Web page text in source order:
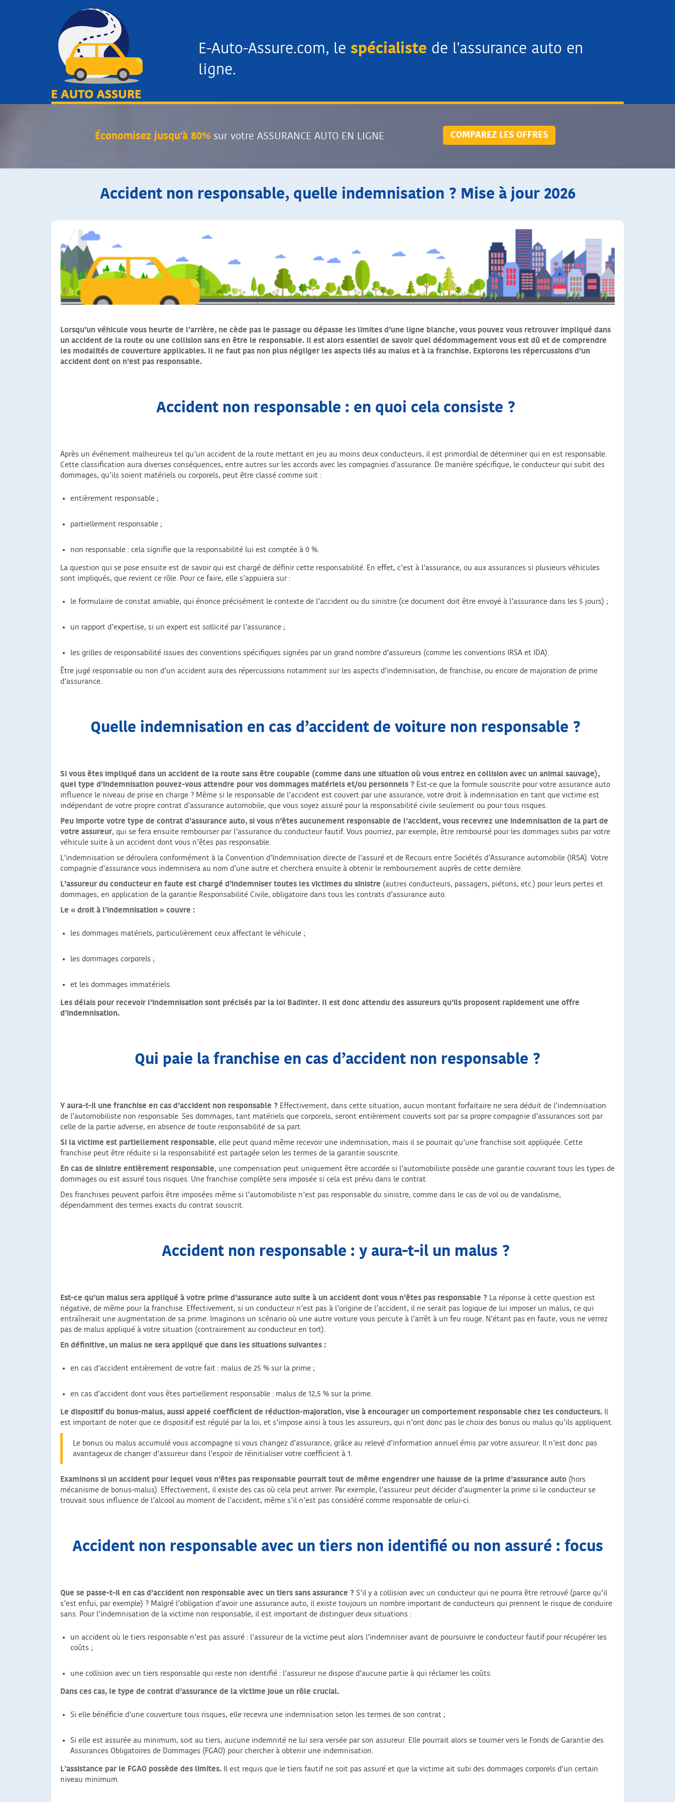
E-Auto-Assure.com, le spécialiste de l'assurance auto en
ligne.
Économisez jusqu'à 80% sur votre ASSURANCE AUTO EN LIGNE COMPAREZ LES OFFRES
Accident non responsable, quelle indemnisation ? Mise à jour 2026
Lorsqu’un véhicule vous heurte de l’arrière, ne cède pas le passage ou dépasse les limites d’une ligne blanche, vous pouvez vous retrouver impliqué dans
un accident de la route ou une collision sans en être le responsable. Il est alors essentiel de savoir quel dédommagement vous est dû et de comprendre
les modalités de couverture applicables. Il ne faut pas non plus négliger les aspects liés au malus et à la franchise. Explorons les répercussions d’un
accident dont on n’est pas responsable.
Accident non responsable : en quoi cela consiste ?
Après un événement malheureux tel qu’un accident de la route mettant en jeu au moins deux conducteurs, il est primordial de déterminer qui en est responsable.
Cette classification aura diverses conséquences, entre autres sur les accords avec les compagnies d’assurance. De manière spécifique, le conducteur qui subit des
dommages, qu’ils soient matériels ou corporels, peut être classé comme suit :
entièrement responsable ;
partiellement responsable ;
non responsable : cela signifie que la responsabilité lui est comptée à 0 %.
La question qui se pose ensuite est de savoir qui est chargé de définir cette responsabilité. En effet, c’est à l’assurance, ou aux assurances si plusieurs véhicules
sont impliqués, que revient ce rôle. Pour ce faire, elle s’appuiera sur :
le formulaire de constat amiable, qui énonce précisément le contexte de l’accident ou du sinistre (ce document doit être envoyé à l’assurance dans les 5 jours) ;
un rapport d’expertise, si un expert est sollicité par l’assurance ;
les grilles de responsabilité issues des conventions spécifiques signées par un grand nombre d’assureurs (comme les conventions IRSA et IDA).
Être jugé responsable ou non d’un accident aura des répercussions notamment sur les aspects d’indemnisation, de franchise, ou encore de majoration de prime
d’assurance.
Quelle indemnisation en cas d’accident de voiture non responsable ?
Si vous êtes impliqué dans un accident de la route sans être coupable (comme dans une situation où vous entrez en collision avec un animal sauvage),
quel type d’indemnisation pouvez-vous attendre pour vos dommages matériels et/ou personnels ? Est-ce que la formule souscrite pour votre assurance auto
influence le niveau de prise en charge ? Même si le responsable de l’accident est couvert par une assurance, votre droit à indemnisation en tant que victime est
indépendant de votre propre contrat d’assurance automobile, que vous soyez assuré pour la responsabilité civile seulement ou pour tous risques.
Peu importe votre type de contrat d’assurance auto, si vous n’êtes aucunement responsable de l’accident, vous recevrez une indemnisation de la part de
votre assureur, qui se fera ensuite rembourser par l’assurance du conducteur fautif. Vous pourriez, par exemple, être remboursé pour les dommages subis par votre
véhicule suite à un accident dont vous n’êtes pas responsable.
L’indemnisation se déroulera conformément à la Convention d’Indemnisation directe de l’assuré et de Recours entre Sociétés d’Assurance automobile (IRSA). Votre
compagnie d’assurance vous indemnisera au nom d’une autre et cherchera ensuite à obtenir le remboursement auprès de cette dernière.
L’assureur du conducteur en faute est chargé d’indemniser toutes les victimes du sinistre (autres conducteurs, passagers, piétons, etc.) pour leurs pertes et
dommages, en application de la garantie Responsabilité Civile, obligatoire dans tous les contrats d’assurance auto.
Le « droit à l’indemnisation » couvre :
les dommages matériels, particulièrement ceux affectant le véhicule ;
les dommages corporels ;
et les dommages immatériels.
Les délais pour recevoir l’indemnisation sont précisés par la loi Badinter. Il est donc attendu des assureurs qu’ils proposent rapidement une offre
d’indemnisation.
Qui paie la franchise en cas d’accident non responsable ?
Y aura-t-il une franchise en cas d’accident non responsable ? Effectivement, dans cette situation, aucun montant forfaitaire ne sera déduit de l’indemnisation
de l’automobiliste non responsable. Ses dommages, tant matériels que corporels, seront entièrement couverts soit par sa propre compagnie d’assurances soit par
celle de la partie adverse, en absence de toute responsabilité de sa part.
Si la victime est partiellement responsable, elle peut quand même recevoir une indemnisation, mais il se pourrait qu’une franchise soit appliquée. Cette
franchise peut être réduite si la responsabilité est partagée selon les termes de la garantie souscrite.
En cas de sinistre entièrement responsable, une compensation peut uniquement être accordée si l’automobiliste possède une garantie couvrant tous les types de
dommages ou est assuré tous risques. Une franchise complète sera imposée si cela est prévu dans le contrat.
Des franchises peuvent parfois être imposées même si l’automobiliste n’est pas responsable du sinistre, comme dans le cas de vol ou de vandalisme,
dépendamment des termes exacts du contrat souscrit.
Accident non responsable : y aura-t-il un malus ?
Est-ce qu’un malus sera appliqué à votre prime d’assurance auto suite à un accident dont vous n’êtes pas responsable ? La réponse à cette question est
négative, de même pour la franchise. Effectivement, si un conducteur n’est pas à l’origine de l’accident, il ne serait pas logique de lui imposer un malus, ce qui
entraînerait une augmentation de sa prime. Imaginons un scénario où une autre voiture vous percute à l’arrêt à un feu rouge. N’étant pas en faute, vous ne verrez
pas de malus appliqué à votre situation (contrairement au conducteur en tort).
En définitive, un malus ne sera appliqué que dans les situations suivantes :
en cas d’accident entièrement de votre fait : malus de 25 % sur la prime ;
en cas d’accident dont vous êtes partiellement responsable : malus de 12,5 % sur la prime.
Le dispositif du bonus-malus, aussi appelé coefficient de réduction-majoration, vise à encourager un comportement responsable chez les conducteurs. Il
est important de noter que ce dispositif est régulé par la loi, et s’impose ainsi à tous les assureurs, qui n’ont donc pas le choix des bonus ou malus qu’ils appliquent.
Le bonus ou malus accumulé vous accompagne si vous changez d’assurance, grâce au relevé d’information annuel émis par votre assureur. Il n’est donc pas
avantageux de changer d’assureur dans l’espoir de réinitialiser votre coefficient à 1.
Examinons si un accident pour lequel vous n’êtes pas responsable pourrait tout de même engendrer une hausse de la prime d’assurance auto (hors
mécanisme de bonus-malus). Effectivement, il existe des cas où cela peut arriver. Par exemple, l’assureur peut décider d’augmenter la prime si le conducteur se
trouvait sous influence de l’alcool au moment de l’accident, même s’il n’est pas considéré comme responsable de celui-ci.
Accident non responsable avec un tiers non identifié ou non assuré : focus
Que se passe-t-il en cas d’accident non responsable avec un tiers sans assurance ? S’il y a collision avec un conducteur qui ne pourra être retrouvé (parce qu’il
s’est enfui, par exemple) ? Malgré l’obligation d’avoir une assurance auto, il existe toujours un nombre important de conducteurs qui prennent le risque de conduire
sans. Pour l’indemnisation de la victime non responsable, il est important de distinguer deux situations :
un accident où le tiers responsable n’est pas assuré : l’assureur de la victime peut alors l’indemniser avant de poursuivre le conducteur fautif pour récupérer les
coûts ;
une collision avec un tiers responsable qui reste non identifié : l’assureur ne dispose d’aucune partie à qui réclamer les coûts.
Dans ces cas, le type de contrat d’assurance de la victime joue un rôle crucial.
Si elle bénéficie d’une couverture tous risques, elle recevra une indemnisation selon les termes de son contrat ;
Si elle est assurée au minimum, soit au tiers, aucune indemnité ne lui sera versée par son assureur. Elle pourrait alors se tourner vers le Fonds de Garantie des
Assurances Obligatoires de Dommages (FGAO) pour chercher à obtenir une indemnisation.
L’assistance par le FGAO possède des limites. Il est requis que le tiers fautif ne soit pas assuré et que la victime ait subi des dommages corporels d’un certain
niveau minimum.